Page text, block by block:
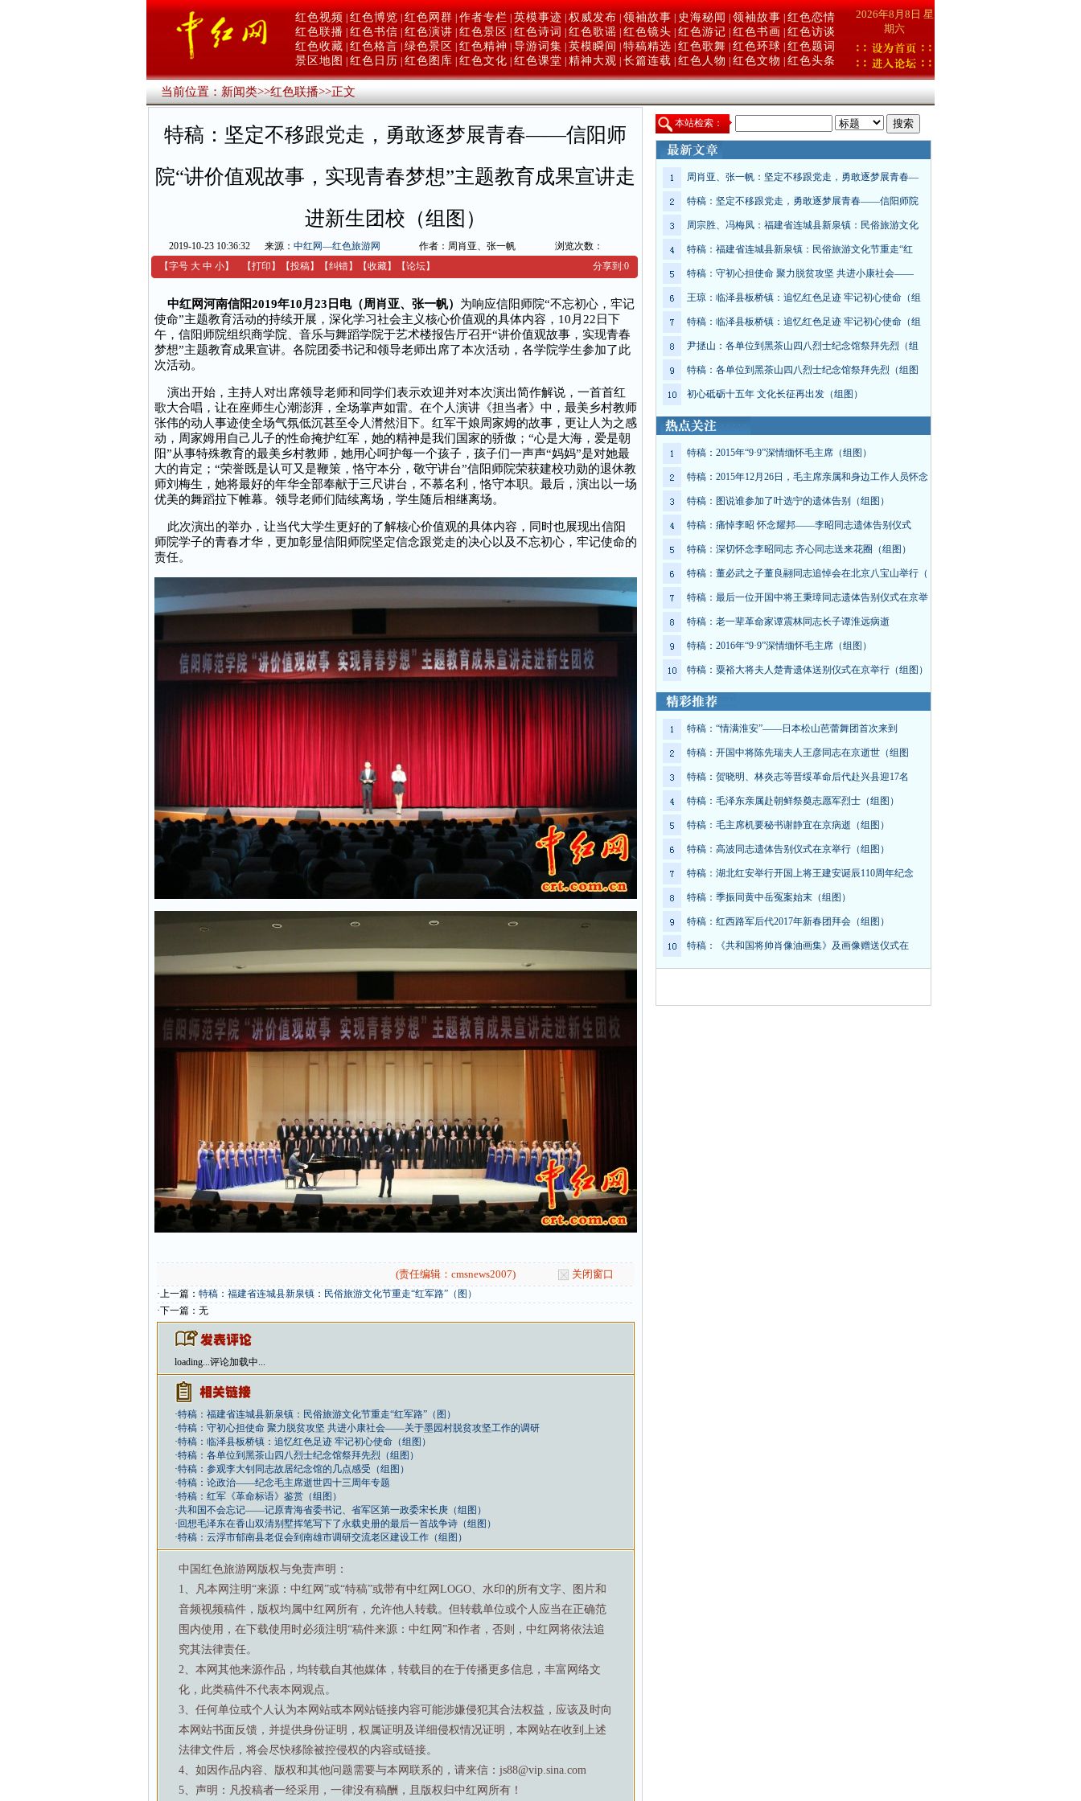
红色视频 红色博览 红色网群 作者专栏 英模事迹 权威发布 领袖故事 史海秘闻 领袖故事 红色恋情
红色联播 红色书信 红色演讲 红色景区 红色诗词 红色歌谣 红色镜头 红色游记 红色书画
红色访谈
红色收藏 红色格言 绿色景区 红色精神 导游词集 英模瞬间 特稿精选 红色歌舞 红色环球 红色题词
景区地图
红色日历 红色图库 红色文化 红色课堂 精神大观 长篇连载 红色人物 红色文物 红色头条
2026年8月8日 星
期六
当前位置：新闻类>>红色联播>>正文
特稿：坚定不移跟党走，勇敢逐梦展青春——信阳师
院“讲价值观故事，实现青春梦想”主题教育成果宣讲走
进新生团校（组图）
2019-10-23 10:36:32 来源： 中红网—红色旅游网 作者：周肖亚、张一帆
浏览次数：
【字号 大 中 小】 【打印 】 【投稿】 【纠错】 【收藏】 【论坛】 分享到:0
中红网河南信阳2019年10月23日电（周肖亚、张一帆） 为响应信阳师院“不忘初心，牢记
使命”主题教育活动的持续开展，深化学习社会主义核心价值观的具体内容，10月22日下
午，信阳师院组织商学院、音乐与舞蹈学院于艺术楼报告厅召开“讲价值观故事，实现青春
梦想”主题教育成果宣讲。各院团委书记和领导老师出席了本次活动，各学院学生参加了此
次活动。
演出开始，主持人对出席领导老师和同学们表示欢迎并对本次演出简作解说，一首首红
歌大合唱，让在座师生心潮澎湃，全场掌声如雷。在个人演讲《担当者》中，最美乡村教师
张伟的动人事迹使全场气氛低沉甚至令人潸然泪下。红军干娘周家姆的故事，更让人为之感
动，周家姆用自己儿子的性命掩护红军，她的精神是我们国家的骄傲；“心是大海，爱是朝
阳”从事特殊教育的最美乡村教师，她用心呵护每一个孩子，孩子们一声声“妈妈”是对她最
大的肯定；“荣誉既是认可又是鞭策，恪守本分，敬守讲台”信阳师院荣获建校功勋的退休教
师刘梅生，她将最好的年华全部奉献于三尺讲台，不慕名利，恪守本职。最后，演出以一场
优美的舞蹈拉下帷幕。领导老师们陆续离场，学生随后相继离场。
此次演出的举办，让当代大学生更好的了解核心价值观的具体内容，同时也展现出信阳
师院学子的青春才华，更加彰显信阳师院坚定信念跟党走的决心以及不忘初心，牢记使命的
责任。
(责任编辑：cmsnews2007) 关闭窗口
·上一篇： 特稿：福建省连城县新泉镇：民俗旅游文化节重走“红军路”（图）
·下一篇：无
loading...评论加载中...
·特稿：福建省连城县新泉镇：民俗旅游文化节重走“红军路”（图）
·特稿：守初心担使命 聚力脱贫攻坚 共进小康社会——关于墨园村脱贫攻坚工作的调研
·特稿：临泽县板桥镇：追忆红色足迹 牢记初心使命（组图）
·特稿：各单位到黑茶山四八烈士纪念馆祭拜先烈（组图）
·特稿：参观李大钊同志故居纪念馆的几点感受（组图）
·特稿：论政治——纪念毛主席逝世四十三周年专题
·特稿：红军《革命标语》鉴赏（组图）
·共和国不会忘记——记原青海省委书记、省军区第一政委宋长庚（组图）
· 回想毛泽东在香山双清别墅挥笔写下了永载史册的最后一首战争诗（组图）
·特稿：云浮市郁南县老促会到南雄市调研交流老区建设工作（组图）
中国红色旅游网版权与免责声明：
1、凡本网注明“来源：中红网”或“特稿”或带有中红网LOGO、水印的所有文字、图片和
音频视频稿件，版权均属中红网所有，允许他人转载。但转载单位或个人应当在正确范
围内使用，在下载使用时必须注明“稿件来源：中红网”和作者，否则，中红网将依法追
究其法律责任。
2、本网其他来源作品，均转载自其他媒体，转载目的在于传播更多信息，丰富网络文
化，此类稿件不代表本网观点。
3、任何单位或个人认为本网站或本网站链接内容可能涉嫌侵犯其合法权益，应该及时向
本网站书面反馈，并提供身份证明，权属证明及详细侵权情况证明，本网站在收到上述
法律文件后，将会尽快移除被控侵权的内容或链接。
4、如因作品内容、版权和其他问题需要与本网联系的，请来信：js88@vip.sina.com
5、声明：凡投稿者一经采用，一律没有稿酬，且版权归中红网所有！
本站检索：
周肖亚、张一帆：坚定不移跟党走，勇敢逐梦展青春—
特稿：坚定不移跟党走，勇敢逐梦展青春——信阳师院
周宗胜、冯梅凤：福建省连城县新泉镇：民俗旅游文化
特稿：福建省连城县新泉镇：民俗旅游文化节重走“红
特稿：守初心担使命 聚力脱贫攻坚 共进小康社会——
王琼：临泽县板桥镇：追忆红色足迹 牢记初心使命（组
特稿：临泽县板桥镇：追忆红色足迹 牢记初心使命（组
尹拯山：各单位到黑茶山四八烈士纪念馆祭拜先烈（组
特稿：各单位到黑茶山四八烈士纪念馆祭拜先烈（组图
初心砥砺十五年 文化长征再出发（组图）
特稿：2015年“9·9”深情缅怀毛主席（组图）
特稿：2015年12月26日，毛主席亲属和身边工作人员怀念
特稿：图说谁参加了叶选宁的遗体告别（组图）
特稿：痛悼李昭 怀念耀邦——李昭同志遗体告别仪式
特稿：深切怀念李昭同志 齐心同志送来花圈（组图）
特稿：董必武之子董良翮同志追悼会在北京八宝山举行（
特稿：最后一位开国中将王秉璋同志遗体告别仪式在京举
特稿：老一辈革命家谭震林同志长子谭淮远病逝
特稿：2016年“9·9”深情缅怀毛主席（组图）
特稿：粟裕大将夫人楚青遗体送别仪式在京举行（组图）
特稿：“情满淮安”——日本松山芭蕾舞团首次来到
特稿：开国中将陈先瑞夫人王彦同志在京逝世（组图
特稿：贺晓明、林炎志等晋绥革命后代赴兴县迎17名
特稿：毛泽东亲属赴朝鲜祭奠志愿军烈士（组图）
特稿：毛主席机要秘书谢静宜在京病逝（组图）
特稿：高波同志遗体告别仪式在京举行（组图）
特稿：湖北红安举行开国上将王建安诞辰110周年纪念
特稿：季振同黄中岳冤案始末（组图）
特稿：红西路军后代2017年新春团拜会（组图）
特稿：《共和国将帅肖像油画集》及画像赠送仪式在